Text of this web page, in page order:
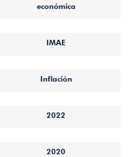
económica
IMAE
Inflación
2022
2020